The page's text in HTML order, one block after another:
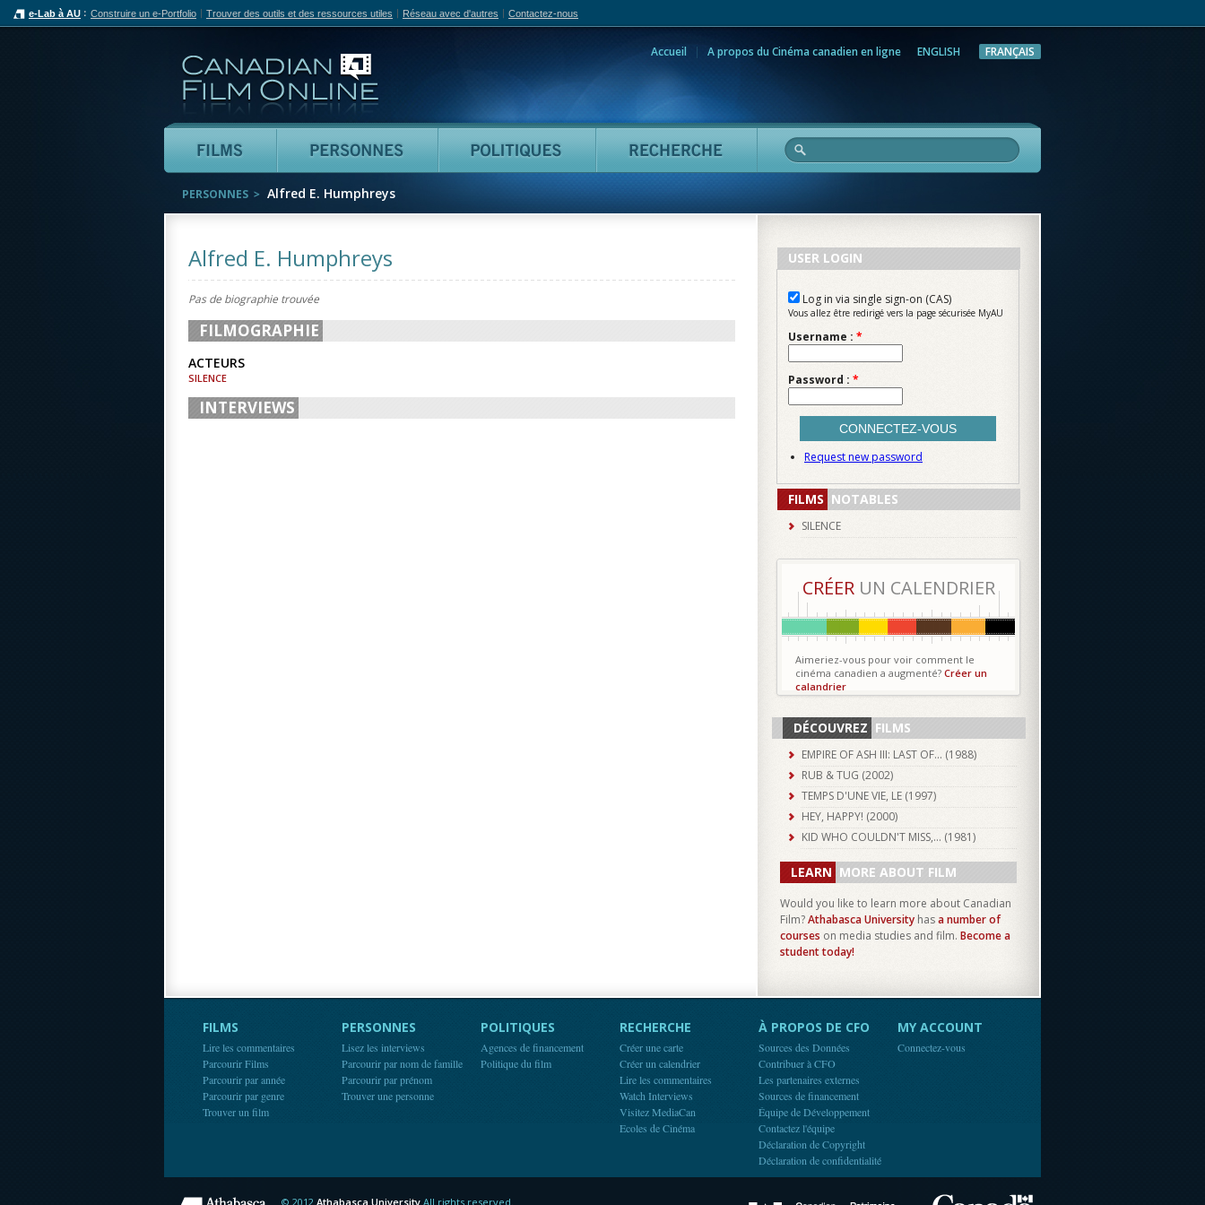
e-Lab à AU Construire un e-Portfolio Trouver des outils et des ressources utiles Réseau avec d'autres Contactez-nous
Accueil A propos du Cinéma canadien en ligne ENGLISH FRANÇAIS
Films Personnes Politiques Recherche
PERSONNES Alfred E. Humphreys
Alfred E. Humphreys
Pas de biographie trouvée
FILMOGRAPHIE
ACTEURS
SILENCE
INTERVIEWS
USER LOGIN
Log in via single sign-on (CAS)
Vous allez être redirigé vers la page sécurisée MyAU
Username : *
Password : *
Request new password
FILMS NOTABLES
SILENCE
CRÉERUN CALENDRIER
Aimeriez-vous pour voir comment le
cinéma canadien a augmenté? Créer un
calandrier
DÉCOUVREZ FILMS
EMPIRE OF ASH III: LAST OF... (1988)
RUB & TUG (2002)
TEMPS D'UNE VIE, LE (1997)
HEY, HAPPY! (2000)
KID WHO COULDN'T MISS,... (1981)
LEARN MORE ABOUT FILM
Would you like to learn more about Canadian
Film?Athabasca University hasa number of
courses on media studies and film. Become a
student today!
FILMS
Lire les commentaires
Parcourir Films
Parcourir par année
Parcourir par genre
Trouver un film
PERSONNES
Lisez les interviews
Parcourir par nom de famille
Parcourir par prénom
Trouver une personne
POLITIQUES
Agences de financement
Politique du film
RECHERCHE
Créer une carte
Créer un calendrier
Lire les commentaires
Watch Interviews
Visitez MediaCan
Ecoles de Cinéma
À PROPOS DE CFO
Sources des Données
Contribuer à CFO
Les partenaires externes
Sources de financement
Équipe de Développement
Contactez l'équipe
Déclaration de Copyright
Déclaration de confidentialité
MY ACCOUNT
Connectez-vous
© 2012 Athabasca University All rights reserved.